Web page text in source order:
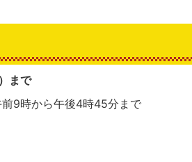
まで
9時から午後4時45分まで